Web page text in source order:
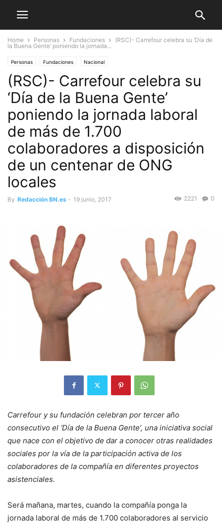
Home Personas Fundaciones
(RSC)- Carrefour celebra su ‘Día de
la Buena Gente’ poniendo la jornada...
Personas Fundaciones Nacional
(RSC)- Carrefour celebra su
‘Día de la Buena Gente’
poniendo la jornada laboral
de más de 1.700
colaboradores a disposición
de un centenar de ONG
locales
By Redacción BN.es - 19 junio, 2017 0
2221
Carrefour y su fundación celebran por tercer año
consecutivo el ‘Día de la Buena Gente’, una iniciativa social
que nace con el objetivo de dar a conocer otras realidades
sociales por la vía de la participación activa de los
colaboradores de la compañía en diferentes proyectos
asistenciales.
Será mañana, martes, cuando la compañía ponga la
jornada laboral de más de 1.700 colaboradores al servicio